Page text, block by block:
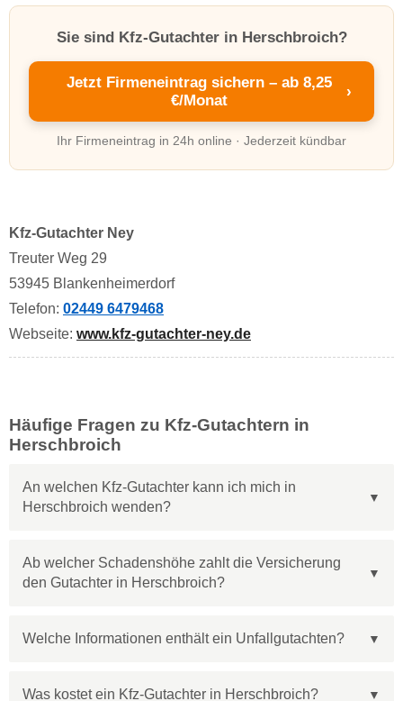
Sie sind Kfz-Gutachter in Herschbroich?
Jetzt Firmeneintrag sichern – ab 8,25
€/Monat
›
Ihr Firmeneintrag in 24h online · Jederzeit kündbar
Kfz-Gutachter Ney
Treuter Weg 29
53945 Blankenheimerdorf
Telefon: 02449 6479468
Webseite: www.kfz-gutachter-ney.de
Häufige Fragen zu Kfz-Gutachtern in
Herschbroich
An welchen Kfz-Gutachter kann ich mich in
Herschbroich wenden?
Ab welcher Schadenshöhe zahlt die Versicherung
den Gutachter in Herschbroich?
Welche Informationen enthält ein Unfallgutachten?
Was kostet ein Kfz-Gutachter in Herschbroich?